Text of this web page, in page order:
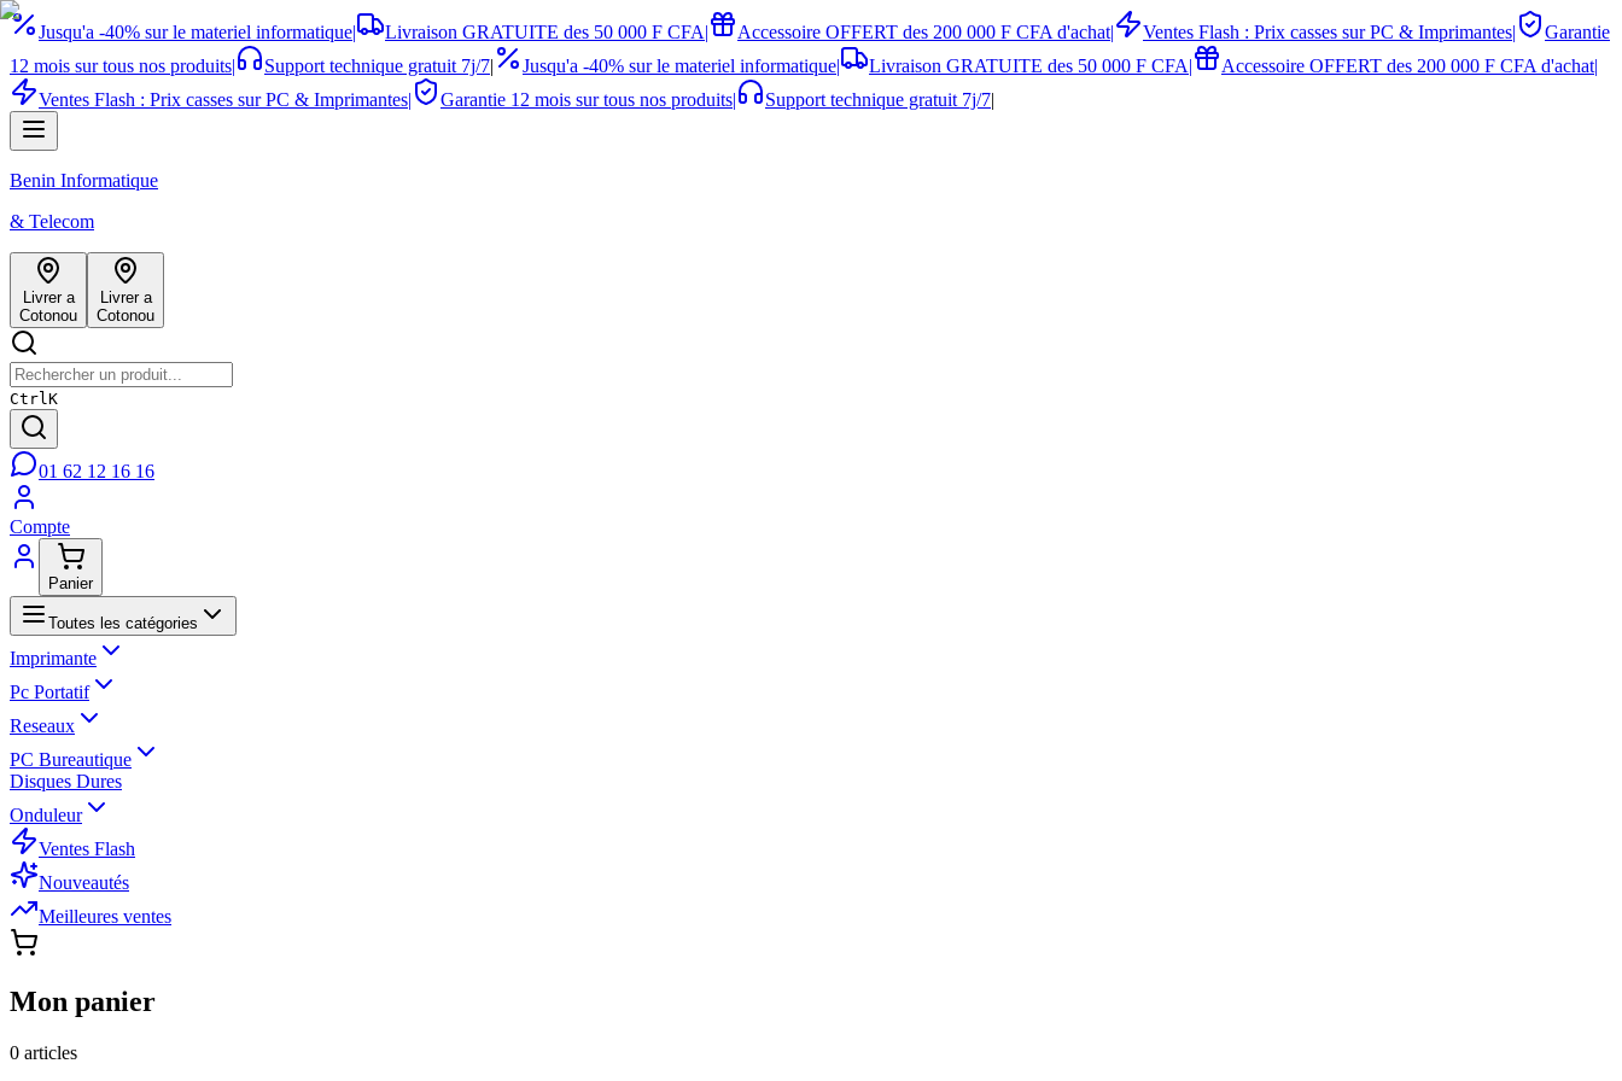
Jusqu'a -40% sur le materiel informatique| Livraison GRATUITE des 50 000 F CFA| Accessoire OFFERT des 200 000 F CFA d'achat| Ventes Flash : Prix casses sur PC & Imprimantes|
Garantie
12 mois sur tous nos produits| Support technique gratuit 7j/7| Jusqu'a -40% sur le materiel informatique| Livraison GRATUITE des 50 000 F CFA| Accessoire OFFERT des 200 000 F CFA d'achat|
Ventes Flash : Prix casses sur PC & Imprimantes| Garantie 12 mois sur tous nos produits| Support technique gratuit 7j/7|
Benin Informatique
& Telecom
Livrer a
Cotonou
Livrer a
Cotonou
CtrlK
01 62 12 16 16
Compte
Panier
Toutes les catégories
Imprimante
Pc Portatif
Reseaux
PC Bureautique
Disques Dures
Onduleur
Ventes Flash
Nouveautés
Meilleures ventes
Mon panier
0 articles